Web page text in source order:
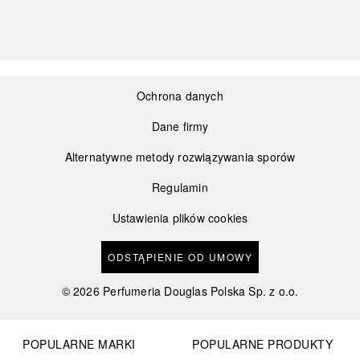
Ochrona danych
Dane firmy
Alternatywne metody rozwiązywania sporów
Regulamin
Ustawienia plików cookies
ODSTĄPIENIE OD UMOWY
©2026 Perfumeria Douglas Polska Sp. z o.o.
POPULARNE MARKI
POPULARNE PRODUKTY